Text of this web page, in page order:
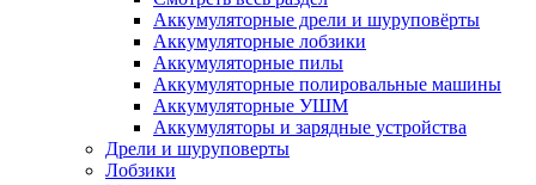
Аккумуляторные дрели и шуруповёрты
Аккумуляторные лобзики
Аккумуляторные пилы
Аккумуляторные полировальные машины
Аккумуляторные УШМ
Аккумуляторы и зарядные устройства
Дрели и шуруповерты
Лобзики